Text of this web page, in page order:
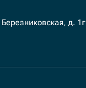
д. 1г